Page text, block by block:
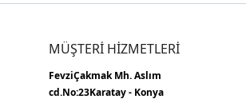
MÜŞTERİ HİZMETLERİ
FevziÇakmak Mh.Aslım
cd.No:23Karatay - Konya